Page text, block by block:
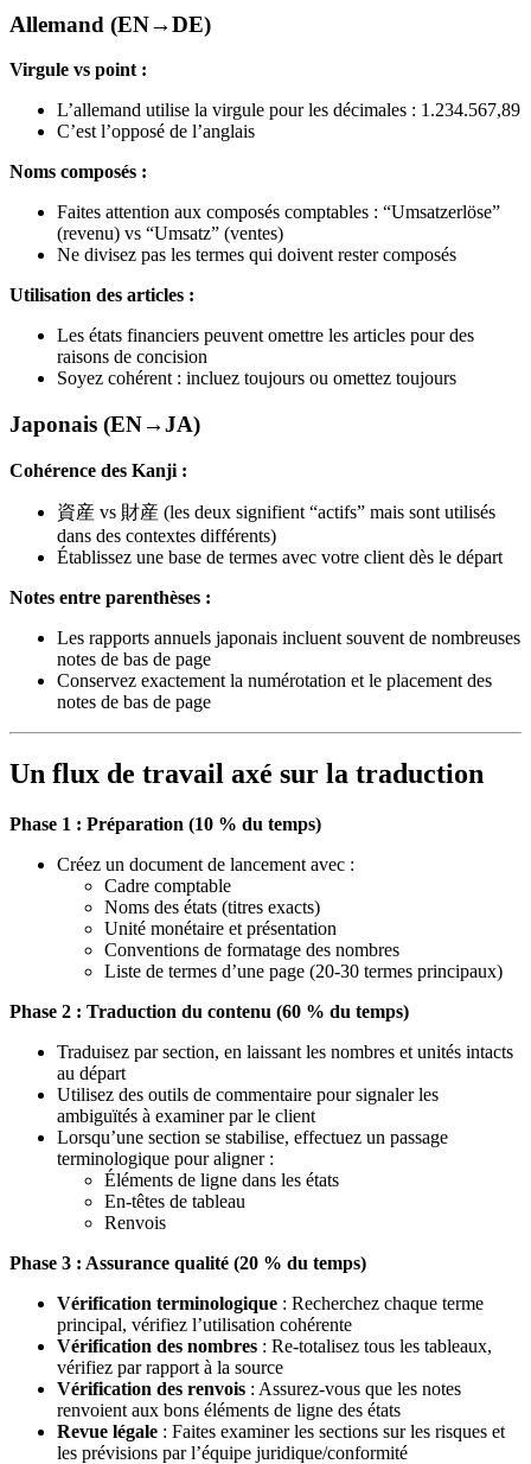
Allemand (EN→DE)
Virgule vs point :
L’allemand utilise la virgule pour les décimales : 1.234.567,89
C’est l’opposé de l’anglais
Noms composés :
Faites attention aux composés comptables : “Umsatzerlöse”
(revenu) vs “Umsatz” (ventes)
Ne divisez pas les termes qui doivent rester composés
Utilisation des articles :
Les états financiers peuvent omettre les articles pour des
raisons de concision
Soyez cohérent : incluez toujours ou omettez toujours
Japonais (EN→JA)
Cohérence des Kanji :
資産 vs 財産 (les deux signifient “actifs” mais sont utilisés
dans des contextes différents)
Établissez une base de termes avec votre client dès le départ
Notes entre parenthèses :
Les rapports annuels japonais incluent souvent de nombreuses
notes de bas de page
Conservez exactement la numérotation et le placement des
notes de bas de page
Un flux de travail axé sur la traduction
Phase 1 : Préparation (10 % du temps)
Créez un document de lancement avec :
Cadre comptable
Noms des états (titres exacts)
Unité monétaire et présentation
Conventions de formatage des nombres
Liste de termes d’une page (20-30 termes principaux)
Phase 2 : Traduction du contenu (60 % du temps)
Traduisez par section, en laissant les nombres et unités intacts
au départ
Utilisez des outils de commentaire pour signaler les
ambiguïtés à examiner par le client
Lorsqu’une section se stabilise, effectuez un passage
terminologique pour aligner :
Éléments de ligne dans les états
En-têtes de tableau
Renvois
Phase 3 : Assurance qualité (20 % du temps)
Vérification terminologique : Recherchez chaque terme
principal, vérifiez l’utilisation cohérente
Vérification des nombres : Re-totalisez tous les tableaux,
vérifiez par rapport à la source
Vérification des renvois : Assurez-vous que les notes
renvoient aux bons éléments de ligne des états
Revue légale : Faites examiner les sections sur les risques et
les prévisions par l’équipe juridique/conformité